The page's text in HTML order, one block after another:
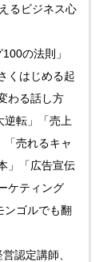
るビジネス心
の法則」
くはじめる起
わる話し方
逆転」「売上
「売れるキャ
」「広告宣伝
ケティング
ンゴルでも翻
認定講師、